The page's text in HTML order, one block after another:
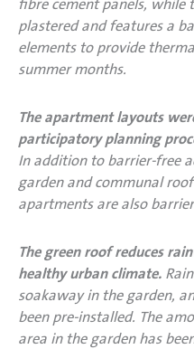
fibre cement panels, while
plastered and features a
elements to provide
summer months.
The apartment layouts
participatory planning
In addition to barrier-free
garden and communal
apartments are also
The green roof reduces
healthy urban climate.
soakaway in the garden,
been pre-installed. The
area in the garden has